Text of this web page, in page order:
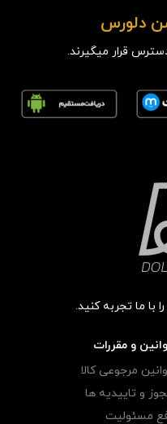
دلورس
قرار میگیرند.
با ما تجربه کنید.
و مقررات
مرجوعی کالا
و تاییدیه ها
مسئولیت